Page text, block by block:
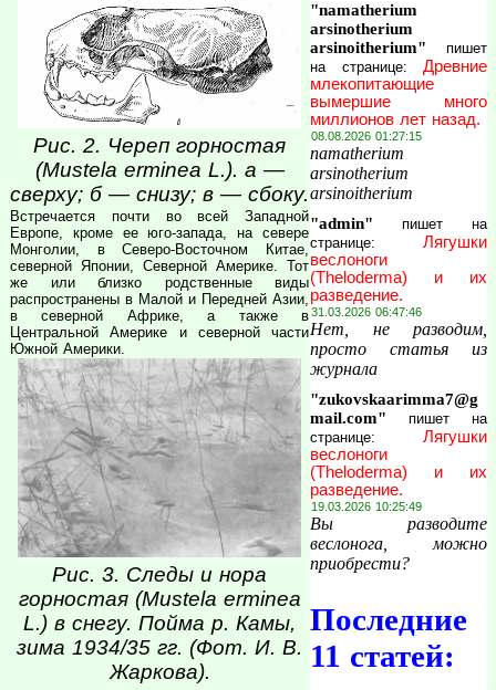
Рис. 2. Череп горностая
(Mustela erminea L.). а —
сверху; б — снизу; в — сбоку.
Встречается почти во всей Западной
Европе, кроме ее юго-запада, на севере
Монголии, в Северо-Восточном Китае,
северной Японии, Северной Америке. Тот
же или близко родственные виды
распространены в Малой и Передней Азии,
в северной Африке, а также в
Центральной Америке и северной части
Южной Америки.
Рис. 3. Следы и нора
горностая (Mustela erminea
L.) в снегу. Пойма р. Камы,
зима 1934/35 гг. (Фот. И. В.
Жаркова).
"namatherium
arsinotherium
arsinoitherium" пишет
на странице: Древние
млекопитающие
вымершие много
миллионов лет назад.
08.08.2026 01:27:15
namatherium
arsinotherium
arsinoitherium
"admin" пишет на
странице: Лягушки
веслоноги
(Theloderma) и их
разведение.
31.03.2026 06:47:46
Нет, не разводим,
просто статья из
журнала
"zukovskaarimma7@g
mail.com" пишет на
странице: Лягушки
веслоноги
(Theloderma) и их
разведение.
19.03.2026 10:25:49
Вы разводите
веслонога, можно
приобрести?
Последние
11 статей: